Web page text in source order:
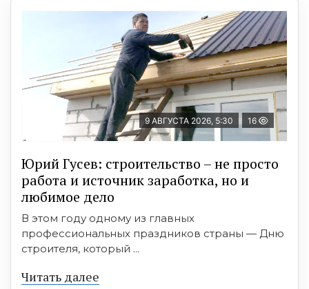
9 АВГУСТА 2026, 5:30 16
Юрий Гусев: строительство – не просто
работа и источник заработка, но и
любимое дело
В этом году одному из главных
профессиональных праздников страны — Дню
строителя, который ...
Читать далее